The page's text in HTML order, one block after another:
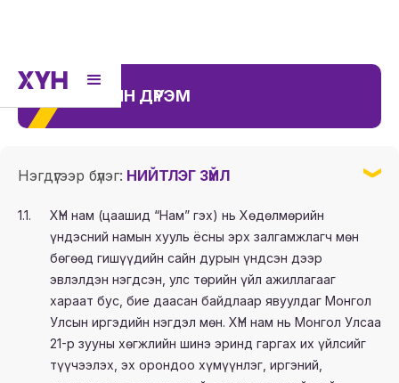
НАМЫН ДҮРЭМ
Нэгдүгээр бүлэг: НИЙТЛЭГ ЗҮЙЛ
1.1.
ХҮН нам (цаашид “Нам” гэх) нь Хөдөлмөрийн
үндэсний намын хууль ёсны эрх залгамжлагч мөн
бөгөөд гишүүдийн сайн дурын үндсэн дээр
эвлэлдэн нэгдсэн, улс төрийн үйл ажиллагааг
хараат бус, бие даасан байдлаар явуулдаг Монгол
Улсын иргэдийн нэгдэл мөн. ХҮН нам нь Монгол Улсаа
21-р зууны хөгжлийн шинэ эринд гаргах их үйлсийг
түүчээлэх, эх орондоо хүмүүнлэг, иргэний,